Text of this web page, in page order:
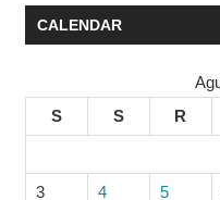
CALENDAR
S
S R
3 4 5